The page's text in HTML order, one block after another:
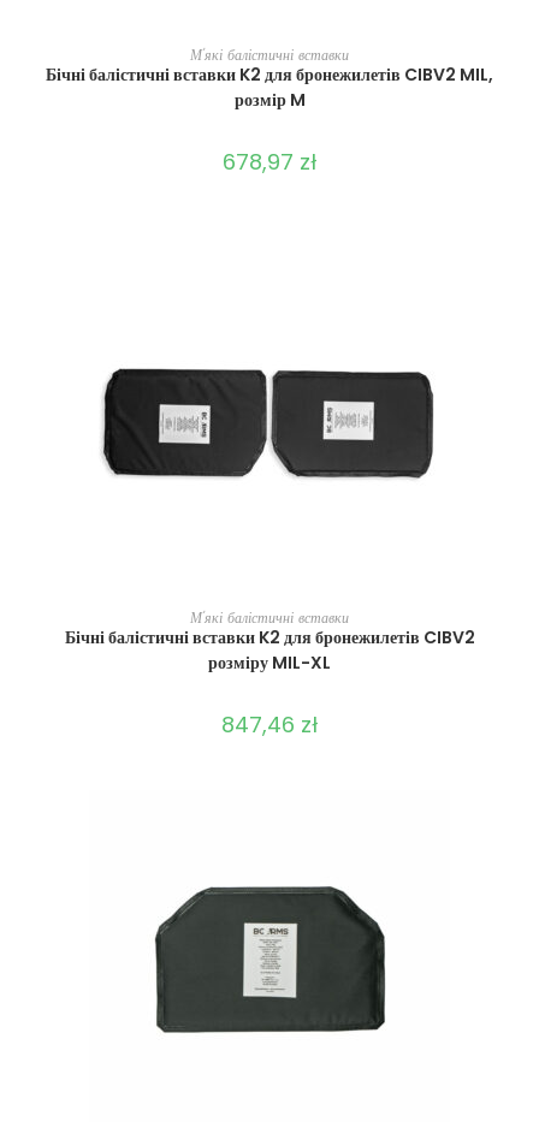
ВИБЕРІТЬ ОПЦІЇ
М'які балістичні вставки
Бічні балістичні вставки K2 для бронежилетів CIBV2 MIL,
розмір M
678,97 zł
ВИБЕРІТЬ ОПЦІЇ
М'які балістичні вставки
Бічні балістичні вставки K2 для бронежилетів CIBV2
розміру MIL-XL
847,46 zł